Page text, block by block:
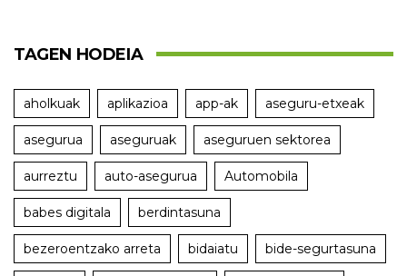
TAGEN HODEIA
aholkuak aplikazioa app-ak aseguru-etxeak
asegurua aseguruak aseguruen sektorea
aurreztu auto-asegurua Automobila
babes digitala berdintasuna
bezeroentzako arreta bidaiatu bide-segurtasuna